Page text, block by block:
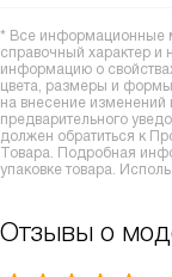
* Все информационные
справочный характер и
информацию о
цвета, размеры и
на внесение изменений
предварительного
должен обратиться к
Товара. Подробная
упаковке товара.
Отзывы о